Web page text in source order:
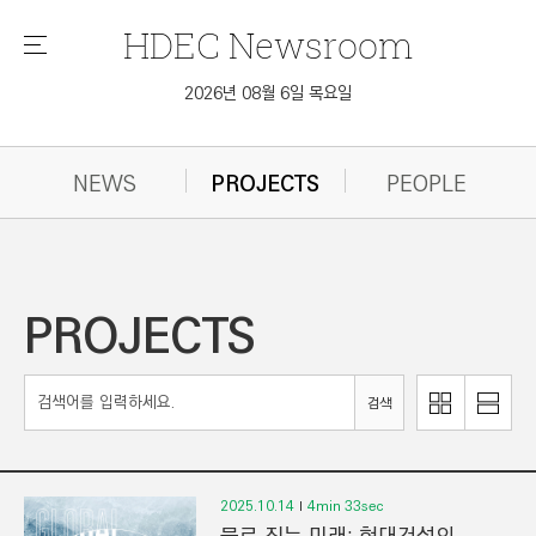
메
HDEC Newsroom
2026년 08월 6일 목요일
NEWS PROJECTS PEOPLE
PROJECTS
검색
이
미
로
기
리
스
로
2025.10.14 4min 33sec